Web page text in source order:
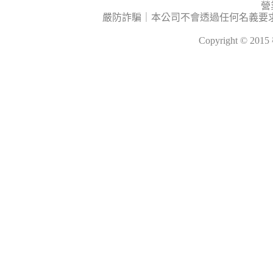
營
嚴防詐騙｜本公司不會透過任何名義
Copyright ©